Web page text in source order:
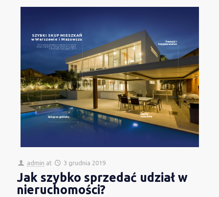
SZYBKI SKUP MIESZKAŃ
w Warszawie i Mazowszu
Od momentu pierwszego kontaktu do momentu
zakupu notarialnego jeśli zgromadzone są wszystkie
dokumenty to mija jedynie 7 dni !!!
Zakup za gotówkę
Umowa
notarialna
Pewność i
bezpieczeństwo
admin at 3 grudnia 2019
Jak szybko sprzedać udział w
nieruchomości?